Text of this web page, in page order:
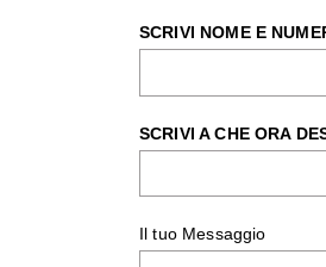
SCRIVI NOME E
SCRIVI A CHE ORA
Il tuo Messaggio